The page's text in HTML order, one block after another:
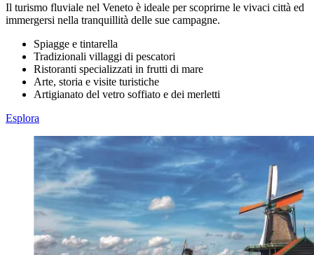
Il turismo fluviale nel Veneto è ideale per scoprirne le vivaci città ed
immergersi nella tranquillità delle sue campagne.
Spiagge e tintarella
Tradizionali villaggi di pescatori
Ristoranti specializzati in frutti di mare
Arte, storia e visite turistiche
Artigianato del vetro soffiato e dei merletti
Esplora